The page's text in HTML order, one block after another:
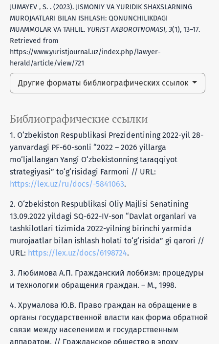
JUMAYEV , S. . (2023). JISMONIY VA YURIDIK SHAXSLARNING
MUROJAATLARI BILAN ISHLASH: QONUNCHILIKDAGI
MUAMMOLAR VA TAHLIL. YURIST AXBOROTNOMASI, 3(1), 13–17.
Retrieved from
https://www.yuristjournal.uz/index.php/lawyer-
herald/article/view/721
Другие форматы библиографических ссылок
Библиографические ссылки
1. O‘zbekiston Respublikasi Prezidentining 2022-yil 28-
yanvardagi PF-60-sonli “2022 – 2026 yillarga
mo‘ljallangan Yangi O‘zbekistonning taraqqiyot
strategiyasi” to‘g‘risidagi Farmoni // URL:
https://lex.uz/ru/docs/-5841063.
2. O‘zbekiston Respublikasi Oliy Majlisi Senatining
13.09.2022 yildagi SQ-622-IV-son “Davlat organlari va
tashkilotlari tizimida 2022-yilning birinchi yarmida
murojaatlar bilan ishlash holati to‘g‘risida” gi qarori //
URL: https://lex.uz/docs/6198724.
3. Любимова А.П. Гражданский лоббизм: процедуры
и технологии обращения граждан. – М., 1998.
4. Хрумалова Ю.В. Право граждан на обращение в
органы государственной власти как форма обратной
связи между населением и государственным
аппаратом. // Гражданское общество в эпоху